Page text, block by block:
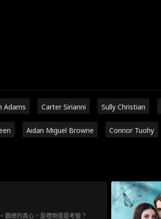
Adams Carter Sirianni Sully Christian
Aidan Miguel Browne Connor Tuohy
霸總的真心，是禮物還是考驗？